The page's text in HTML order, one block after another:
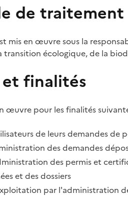
de traitement
mis en œuvre sous la
transition écologique, de la
et finalités
œuvre pour les finalités
de leurs demandes
des demandes
des permis et
et des dossiers
par l'administration